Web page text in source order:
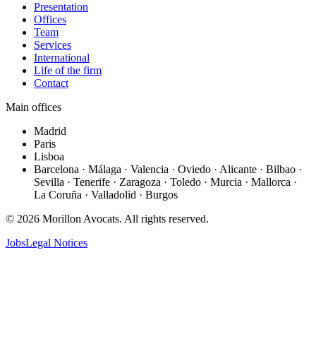
Presentation
Offices
Team
Services
International
Life of the firm
Contact
Main offices
Madrid
Paris
Lisboa
Barcelona · Málaga · Valencia · Oviedo · Alicante · Bilbao ·
Sevilla · Tenerife · Zaragoza · Toledo · Murcia · Mallorca ·
La Coruña · Valladolid · Burgos
© 2026 Morillon Avocats. All rights reserved.
JobsLegal Notices